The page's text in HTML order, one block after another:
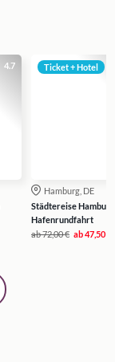
4.7 Ticket + Hotel
Hamburg, DE
Städtereise
Hafenrundfahrt
ab72,00 € ab47,50 €